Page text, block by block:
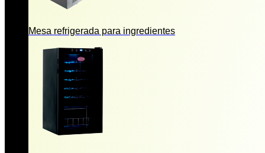
Mesa refrigerada para ingredientes